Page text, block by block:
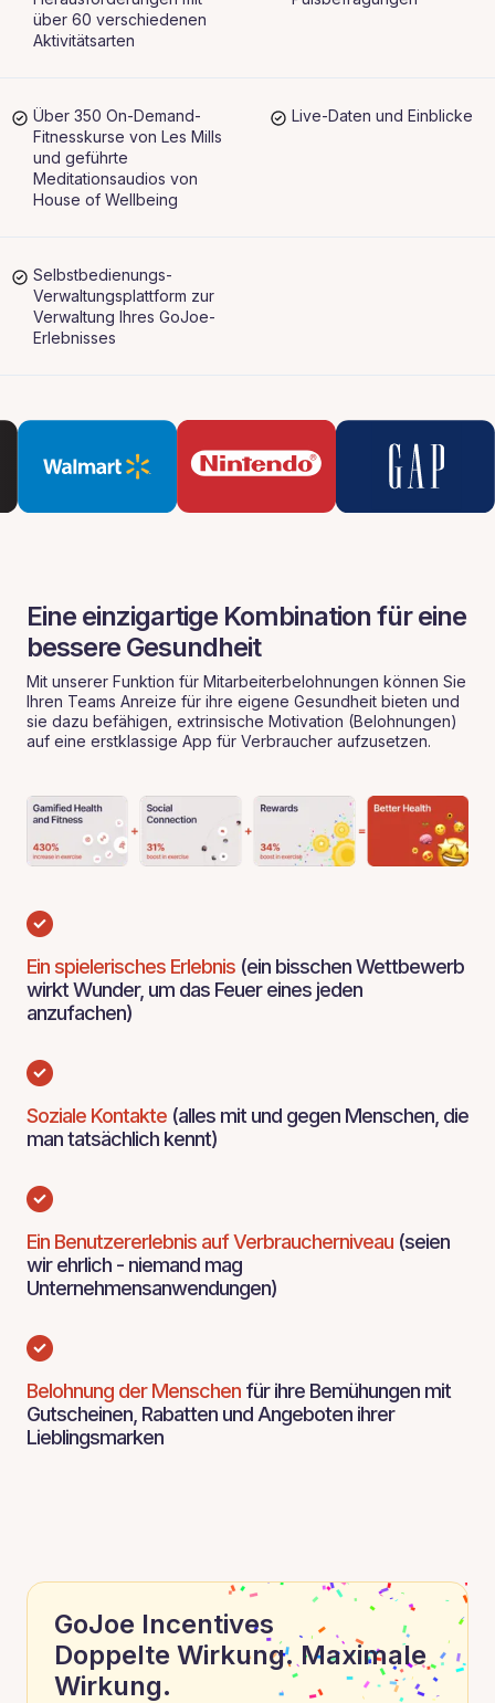
über 60 verschiedenen
Aktivitätsarten
Über 350 On-Demand-
Fitnesskurse von Les Mills
und geführte
Meditationsaudios von
House of Wellbeing
Live-Daten und Einblicke
Selbstbedienungs-
Verwaltungsplattform zur
Verwaltung Ihres GoJoe-
Erlebnisses
Eine einzigartige Kombination für eine
bessere Gesundheit
Mit unserer Funktion für Mitarbeiterbelohnungen können Sie
Ihren Teams Anreize für ihre eigene Gesundheit bieten und
sie dazu befähigen, extrinsische Motivation (Belohnungen)
auf eine erstklassige App für Verbraucher aufzusetzen.
Ein spielerisches Erlebnis (ein bisschen Wettbewerb
wirkt Wunder, um das Feuer eines jeden
anzufachen)
Soziale Kontakte (alles mit und gegen Menschen, die
man tatsächlich kennt)
Ein Benutzererlebnis auf Verbraucherniveau (seien
wir ehrlich - niemand mag
Unternehmensanwendungen)
Belohnung der Menschen für ihre Bemühungen mit
Gutscheinen, Rabatten und Angeboten ihrer
Lieblingsmarken
GoJoe Incentives
Doppelte Wirkung. Maximale
Wirkung.